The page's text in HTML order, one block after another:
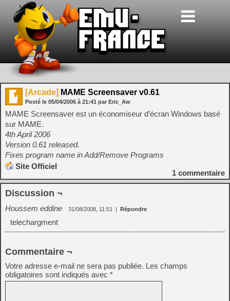
[Arcade] MAME Screensaver v0.61
Posté le 05/04/2006 à 21:41 par Eric_Aw
MAME Screensaver est un économiseur d’écran Windows basé
sur MAME.
4th April 2006
Version 0.61 released.
Fixes program name in Add/Remove Programs
Site Officiel
1 commentaire
Discussion ¬
Houssem eddine 31/08/2008, 11:51 | Répondre
telechargment
Commentaire ¬
Votre adresse e-mail ne sera pas publiée. Les champs
obligatoires sont indiqués avec *